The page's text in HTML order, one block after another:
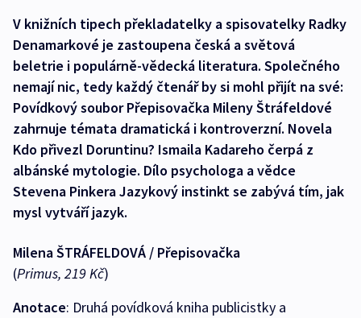
V knižních tipech překladatelky a spisovatelky Radky
Denamarkové je zastoupena česká a světová
beletrie i populárně-vědecká literatura. Společného
nemají nic, tedy každý čtenář by si mohl přijít na své:
Povídkový soubor Přepisovačka Mileny Štráfeldové
zahrnuje témata dramatická i kontroverzní. Novela
Kdo přivezl Doruntinu? Ismaila Kadareho čerpá z
albánské mytologie. Dílo psychologa a vědce
Stevena Pinkera Jazykový instinkt se zabývá tím, jak
mysl vytváří jazyk.
Milena ŠTRÁFELDOVÁ / Přepisovačka
(Primus, 219 Kč)
Anotace: Druhá povídková kniha publicistky a